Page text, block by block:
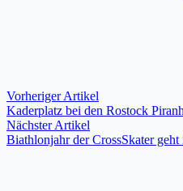
Vorheriger Artikel
Kaderplatz bei den Rostock
Nächster Artikel
Biathlonjahr der CrossSkater